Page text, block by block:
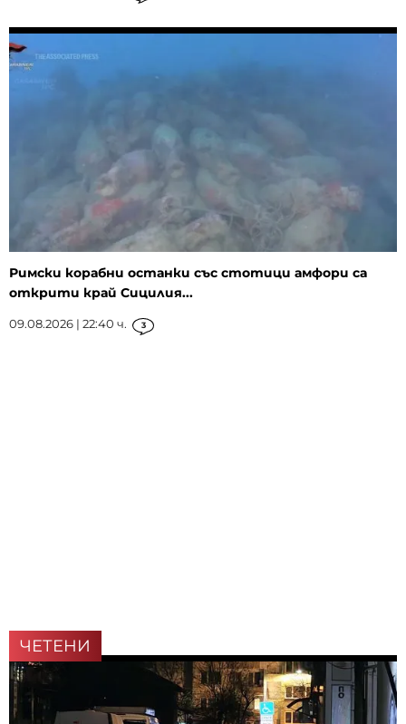
Римски корабни останки със стотици амфори са
открити край Сицилия...
09.08.2026 | 22:40 ч. 3
ЧЕТЕНИ